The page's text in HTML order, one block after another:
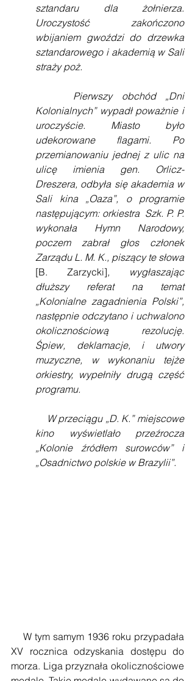
sztandaru dla żołnierza.
Uroczystość zakończono
wbijaniem gwoździ do drzewka
sztandarowego i akademią w Sali
straży poż.
Kolonialnych” wypadł poważnie i
uroczyście. Miasto było
udekorowane flagami. Po
przemianowaniu jednej z ulic na
ulicę imienia gen. Orlicz-
Dreszera, odbyła się akademia w
Sali kina „Oaza”, o programie
następującym: orkiestra  Szk. P. P.
wykonała Hymn Narodowy,
poczem zabrał głos członek
[B. Zarzycki], wygłaszając
dłuższy referat na temat
„Kolonialne zagadnienia Polski”,
następnie odczytano i uchwalono
okolicznościową rezolucję.
Śpiew, deklamacje, i utwory
muzyczne, w wykonaniu tejże
orkiestry, wypełniły drugą część
programu.
kino wyświetlało przeźrocza
„Kolonie źródłem surowców” i
„Osadnictwo polskie w Brazylii”.
XV rocznica odzyskania dostępu do
morza. Liga przyznała okolicznościowe